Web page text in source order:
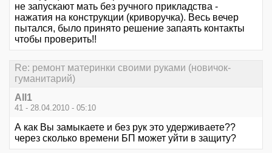
не запускают мать без ручного прикладства -
нажатия на конструкции (криворучка). Весь вечер
пытался, было принято решение запаять контакты
чтобы проверить!!
Re: ремонт материнки своими руками (новичок-
гуманитарий)
All1
41 - 28.04.2010 - 05:10
А как Вы замыкаете и без рук это удерживаете??
через сколько времени БП может уйти в защиту?